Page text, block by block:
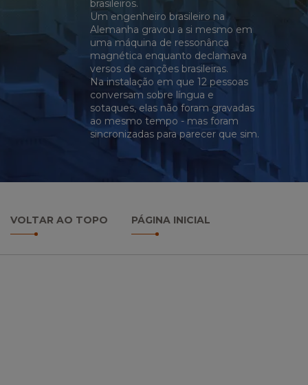
brasileiros.
Um engenheiro brasileiro na
Alemanha gravou a si mesmo em
uma máquina de ressonânca
magnética enquanto declamava
versos de canções brasileiras.
Na instalação em que 12 pessoas
conversam sobre língua e
sotaques, elas não foram gravadas
ao mesmo tempo - mas foram
sincronizadas para parecer que sim.
VOLTAR AO TOPO PÁGINA INICIAL